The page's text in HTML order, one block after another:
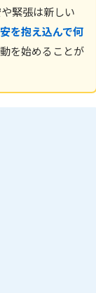
緊張は新しい
を抱え込んで何
を始めることが